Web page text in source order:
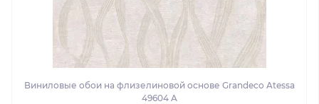
Виниловые обои на флизелиновой основе Grandeco Atessa
49604 A